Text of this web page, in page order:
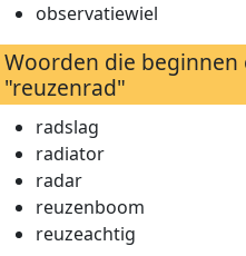
observatiewiel
Woorden die
"reuzenrad"
radslag
radiator
radar
reuzenboom
reuzeachtig